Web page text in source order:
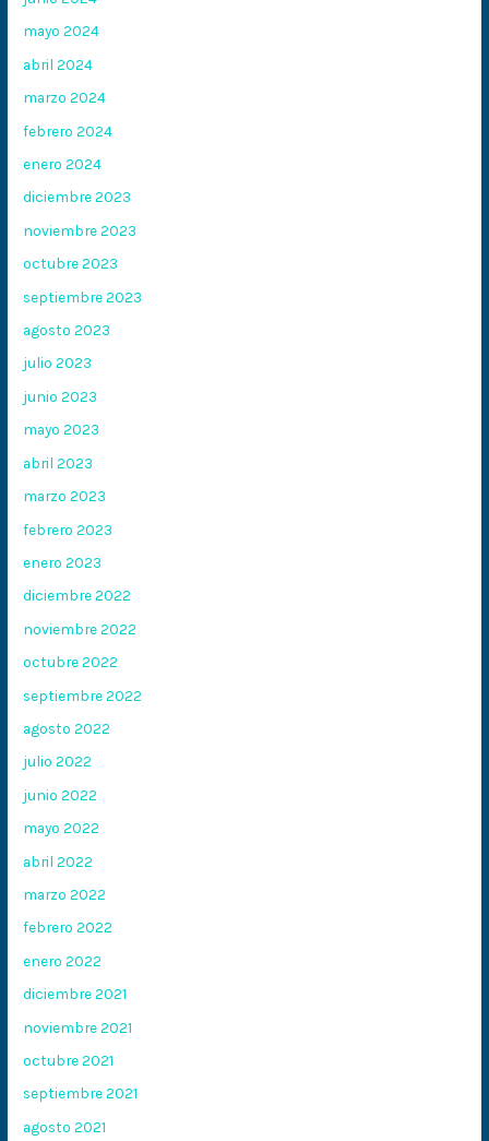
mayo 2024
abril 2024
marzo 2024
febrero 2024
enero 2024
diciembre 2023
noviembre 2023
octubre 2023
septiembre 2023
agosto 2023
julio 2023
junio 2023
mayo 2023
abril 2023
marzo 2023
febrero 2023
enero 2023
diciembre 2022
noviembre 2022
octubre 2022
septiembre 2022
agosto 2022
julio 2022
junio 2022
mayo 2022
abril 2022
marzo 2022
febrero 2022
enero 2022
diciembre 2021
noviembre 2021
octubre 2021
septiembre 2021
agosto 2021